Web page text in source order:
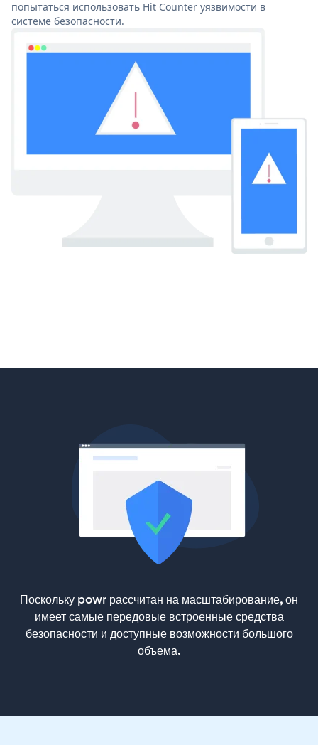
попытаться использовать Hit Counter уязвимости в
системе безопасности.
Поскольку powr рассчитан на масштабирование, он
имеет самые передовые встроенные средства
безопасности и доступные возможности большого
объема.